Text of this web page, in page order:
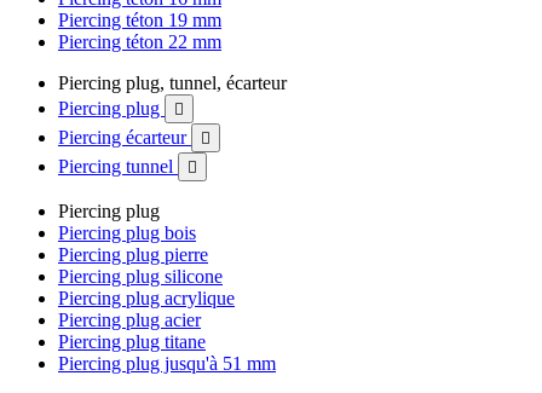
Piercing téton 19 mm
Piercing téton 22 mm
Piercing plug, tunnel, écarteur
Piercing plug

Piercing écarteur 
Piercing tunnel 
Piercing plug
Piercing plug bois
Piercing plug pierre
Piercing plug silicone
Piercing plug acrylique
Piercing plug acier
Piercing plug titane
Piercing plug jusqu'à 51 mm